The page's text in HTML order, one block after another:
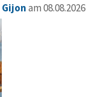
Gijonam 08.08.2026